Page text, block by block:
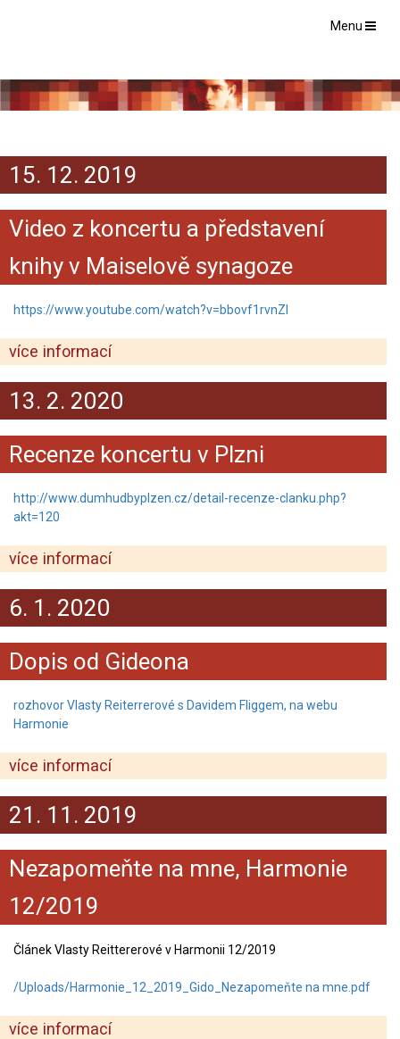
Menu
15. 12. 2019
Video z koncertu a představení
knihy v Maiselově synagoze
https://www.youtube.com/watch?v=bbovf1rvnZI
více informací
13. 2. 2020
Recenze koncertu v Plzni
http://www.dumhudbyplzen.cz/detail-recenze-clanku.php?
akt=120
více informací
6. 1. 2020
Dopis od Gideona
rozhovor Vlasty Reiterrerové s Davidem Fliggem, na webu
Harmonie
více informací
21. 11. 2019
Nezapomeňte na mne, Harmonie
12/2019
Článek Vlasty Reittererové v Harmonii 12/2019
/Uploads/Harmonie_12_2019_Gido_Nezapomeňte na mne.pdf
více informací